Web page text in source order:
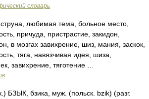
словарь
любимая тема, больное место,
причуда, пристрастие, закидон,
в мозгах завихрение, шиз, мания, заскок,
тяга, навязчивая идея, шиза,
завихрение, тяготение …
БЗЫК, бзика, муж. (польск. bzik) (разг.